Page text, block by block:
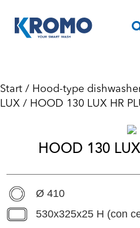
Start / Hood-type
LUX / HOOD 130 LUX HR
HOOD 130
Ø 410
530x325x25 H (con